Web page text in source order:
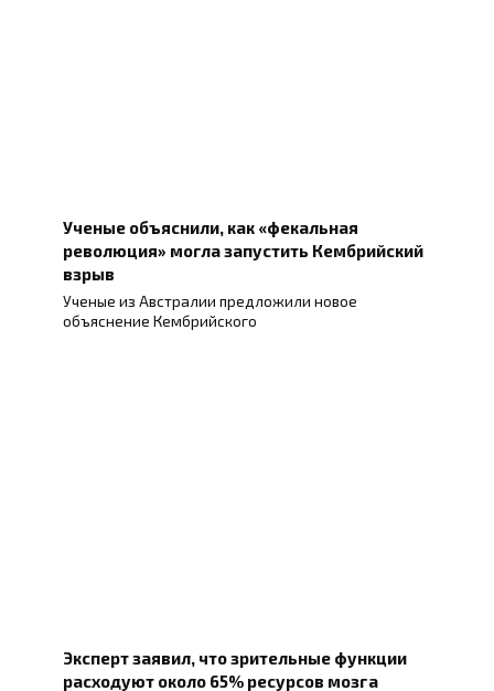
Ученые объяснили, как «фекальная
революция» могла запустить Кембрийский
взрыв
Ученые из Австралии предложили новое
объяснение Кембрийского
Эксперт заявил, что зрительные функции
расходуют около 65% ресурсов мозга